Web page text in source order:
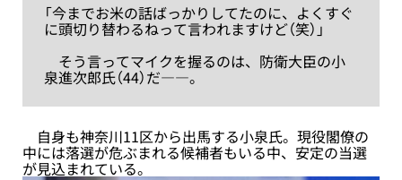
「今までお米の話ばっかりしてたのに、よくすぐ
に頭切り替わるねって言われますけど（笑）」
そう言ってマイクを握るのは、防衛大臣の小
泉進次郎氏（44）だ――。
自身も神奈川11区から出馬する小泉氏。現役閣僚の
中には落選が危ぶまれる候補者もいる中、安定の当選
が見込まれている。